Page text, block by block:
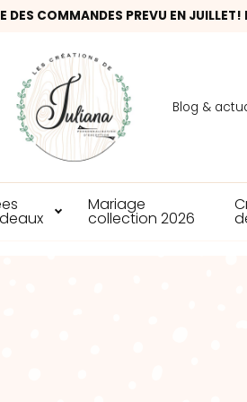
DES COMMANDES PREVU EN
Blog &
Mariage
collection 2026